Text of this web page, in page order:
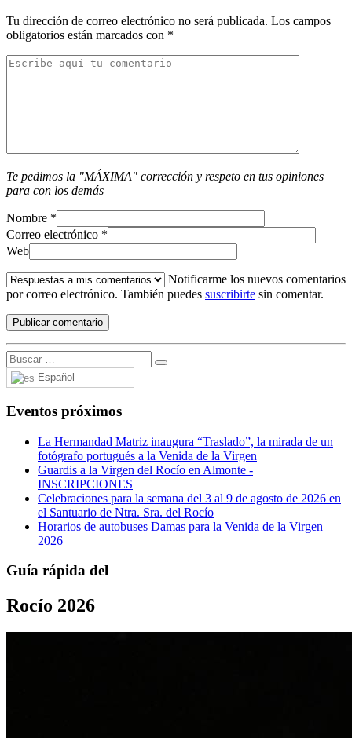
Tu dirección de correo electrónico no será publicada. Los campos
obligatorios están marcados con *
Te pedimos la "MÁXIMA" corrección y respeto en tus opiniones
para con los demás
Nombre *
Correo electrónico *
Web
Notificarme los nuevos comentarios
por correo electrónico. También puedes suscribirte sin comentar.
Español
Eventos próximos
La Hermandad Matriz inaugura “Traslado”, la mirada de un
fotógrafo portugués a la Venida de la Virgen
Guardis a la Virgen del Rocío en Almonte -
INSCRIPCIONES
Celebraciones para la semana del 3 al 9 de agosto de 2026 en
el Santuario de Ntra. Sra. del Rocío
Horarios de autobuses Damas para la Venida de la Virgen
2026
Guía rápida del
Rocío 2026